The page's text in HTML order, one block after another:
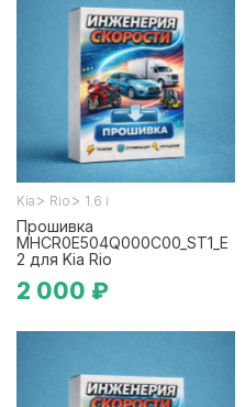
Kia > Rio > 1.6 i
Прошивка
MHCR0E504Q000C00_ST1_E
2 для Kia Rio
2 000 ₽